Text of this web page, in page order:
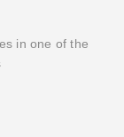
in one of the